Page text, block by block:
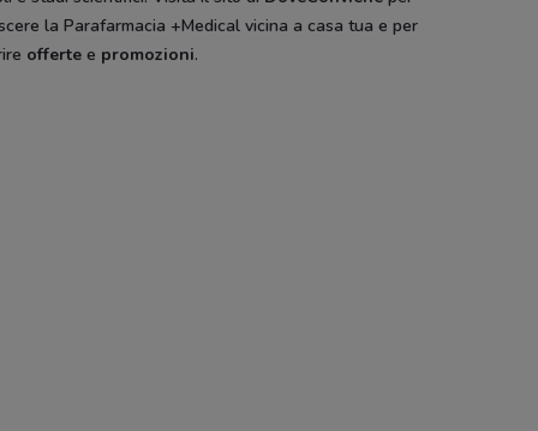
la Parafarmacia +Medical vicina a casa tua e per
offerte e promozioni.